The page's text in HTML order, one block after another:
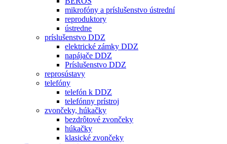
mikrofóny a príslušenstvo ústrední
reproduktory
ústredne
príslušenstvo DDZ
elektrické zámky DDZ
napájače DDZ
Príslušenstvo DDZ
reprosústavy
telefóny
telefón k DDZ
telefónny prístroj
zvončeky, húkačky
bezdrôtové zvončeky
húkačky
klasické zvončeky